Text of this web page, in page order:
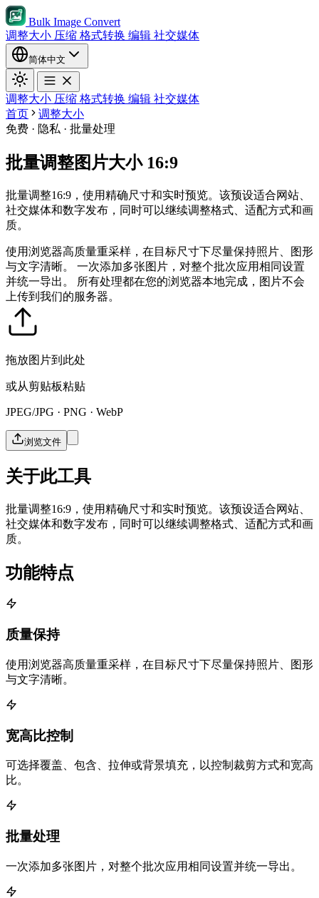
Bulk Image Convert
调整大小 压缩 格式转换 编辑 社交媒体
简体中文
调整大小 压缩 格式转换 编辑 社交媒体
首页
调整大小
免费 · 隐私 · 批量处理
批量调整图片大小 16:9
批量调整16:9，使用精确尺寸和实时预览。该预设适合网站、
社交媒体和数字发布，同时可以继续调整格式、适配方式和画
质。
使用浏览器高质量重采样，在目标尺寸下尽量保持照片、图形
与文字清晰。 一次添加多张图片，对整个批次应用相同设置
并统一导出。
所有处理都在您的浏览器本地完成，图片不会
上传到我们的服务器。
拖放图片到此处
或从剪贴板粘贴
JPEG/JPG · PNG · WebP
浏览文件
关于此工具
批量调整16:9，使用精确尺寸和实时预览。该预设适合网站、
社交媒体和数字发布，同时可以继续调整格式、适配方式和画
质。
功能特点
质量保持
使用浏览器高质量重采样，在目标尺寸下尽量保持照片、图形
与文字清晰。
宽高比控制
可选择覆盖、包含、拉伸或背景填充，以控制裁剪方式和宽高
比。
批量处理
一次添加多张图片，对整个批次应用相同设置并统一导出。